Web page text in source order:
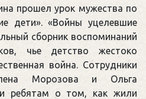
прошел урок мужества по
дети». «Войны уцелевшие
сборник воспоминаний
чье детство жестоко
война. Сотрудники
Морозова и Ольга
ребятам о том, как жили